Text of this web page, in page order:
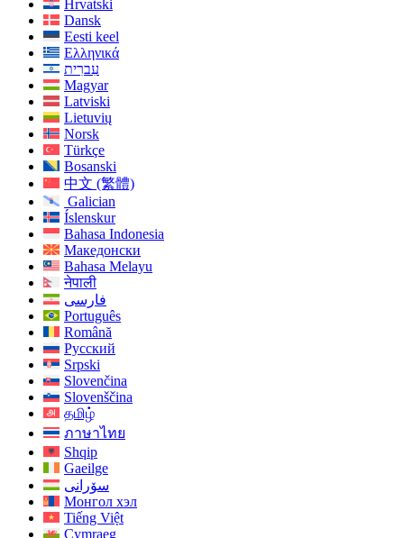
Hrvatski
Dansk
Eesti keel
Ελληνικά
עִברִית
Magyar
Latviski
Lietuvių
Norsk
Türkçe
Bosanski
中文 (繁體)
Galician
Íslenskur
Bahasa Indonesia
Македонски
Bahasa Melayu
नेपाली
فارسی
Português
Română
Русский
Srpski
Slovenčina
Slovenščina
தமிழ்
ภาษาไทย
Shqip
Gaeilge
سۆرانی
Монгол хэл
Tiếng Việt
Cymraeg